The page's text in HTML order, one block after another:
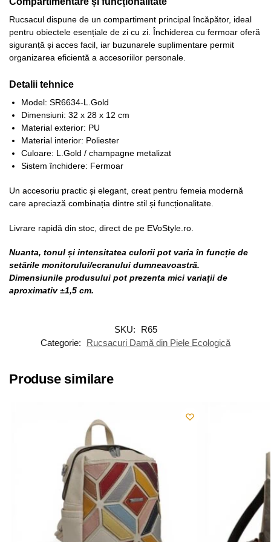
Rucsacul dispune de un compartiment principal încăpător, ideal
pentru obiectele esențiale de zi cu zi. Închiderea cu fermoar oferă
siguranță și acces facil, iar buzunarele suplimentare permit
organizarea eficientă a accesoriilor personale.
Detalii tehnice
Model: SR6634-L.Gold
Dimensiuni: 32 x 28 x 12 cm
Material exterior: PU
Material interior: Poliester
Culoare: L.Gold / champagne metalizat
Sistem închidere: Fermoar
Un accesoriu practic și elegant, creat pentru femeia modernă
care apreciază combinația dintre stil și funcționalitate.
Livrare rapidă din stoc, direct de pe EVoStyle.ro.
Nuanta, tonul și intensitatea culorii pot varia în funcție de
setările monitorului/ecranului dumneavoastră.
Dimensiunile produsului pot prezenta mici variații de
aproximativ ±1,5 cm.
SKU:
R65
Categorie:
Rucsacuri Damă din Piele Ecologică
Produse similare